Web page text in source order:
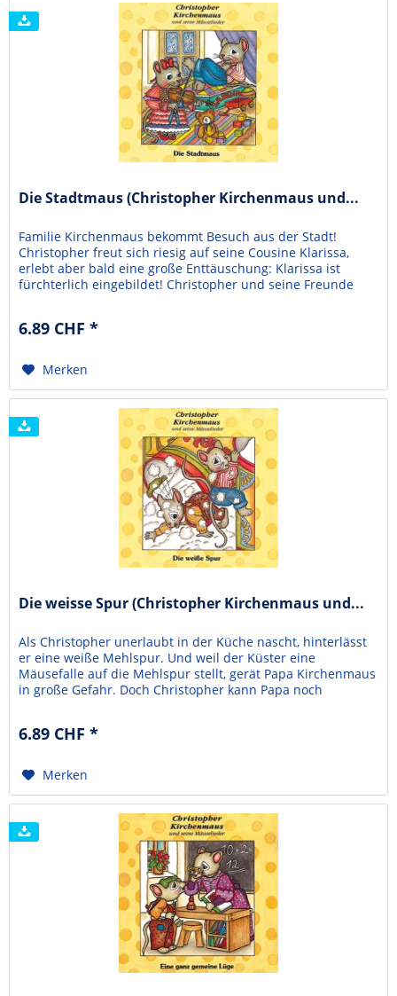
Die Stadtmaus (Christopher Kirchenmaus und...
Familie Kirchenmaus bekommt Besuch aus der Stadt!
Christopher freut sich riesig auf seine Cousine Klarissa,
erlebt aber bald eine große Enttäuschung: Klarissa ist
fürchterlich eingebildet! Christopher und seine Freunde
kommt ganz anders ...Die Abenteuer der...
6.89 CHF *
Merken
Die weisse Spur (Christopher Kirchenmaus und...
Als Christopher unerlaubt in der Küche nascht, hinterlässt
er eine weiße Mehlspur. Und weil der Küster eine
Mäusefalle auf die Mehlspur stellt, gerät Papa Kirchenmaus
in große Gefahr. Doch Christopher kann Papa noch
bei Kindern, Eltern und Erziehern große...
6.89 CHF *
Merken